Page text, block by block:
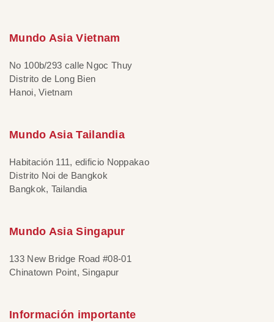
Mundo Asia Vietnam
No 100b/293 calle Ngoc Thuy
Distrito de Long Bien
Hanoi, Vietnam
Mundo Asia Tailandia
Habitación 111, edificio Noppakao
Distrito Noi de Bangkok
Bangkok, Tailandia
Mundo Asia Singapur
133 New Bridge Road #08-01
Chinatown Point, Singapur
Información importante